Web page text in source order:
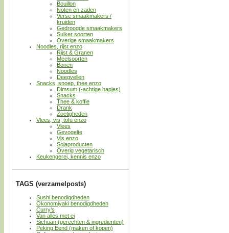
Bouillon
Noten en zaden
Verse smaakmakers /
kruiden
Gedroogde smaakmakers
Suiker soorten
Overige smaakmakers
Noodles, rijst enzo
Rijst & Granen
Meelsoorten
Bonen
Noodles
Deegvellen
Snacks, snoep, thee enzo
Dimsum (-achtige hapjes)
Snacks
Thee & koffie
Drank
Zoetigheden
Vlees, vis, tofu enzo
Vlees
Gevogelte
Vis enzo
Sojaproducten
Overig vegetarisch
Keukengerei, kennis enzo
TAGS (verzamelposts)
Sushi benodigdheden
Okonomiyaki benodigdheden
Curry’s
Van alles met ei
Sichuan (gerechten & ingredienten)
Peking Eend (maken of kopen)